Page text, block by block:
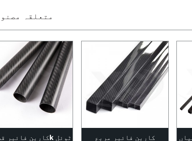
متعلقہ
کاربن فائبر مربع